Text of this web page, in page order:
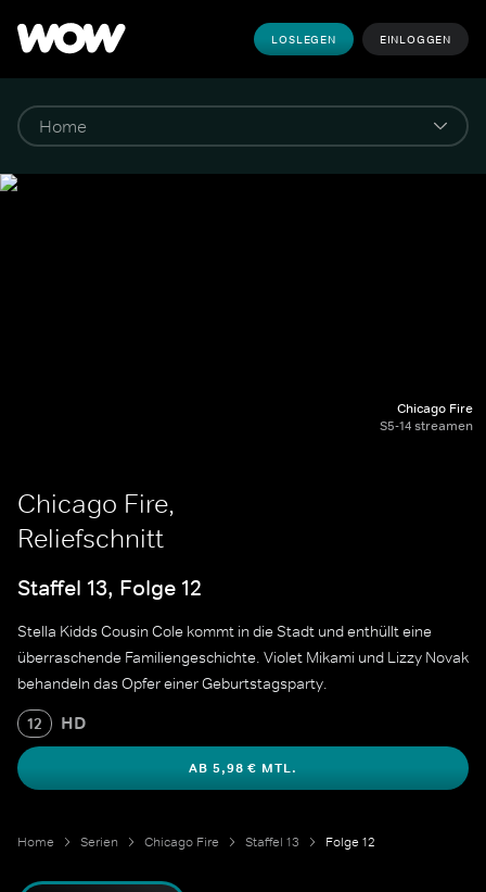
LOSLEGEN EINLOGGEN
Chicago Fire
S5-14 streamen
Chicago Fire,
Reliefschnitt
Staffel 13, Folge 12
Stella Kidds Cousin Cole kommt in die Stadt und enthüllt eine
überraschende Familiengeschichte. Violet Mikami und Lizzy Novak
behandeln das Opfer einer Geburtstagsparty.
12 HD
AB 5,98 € MTL.
Home Serien Chicago Fire Staffel 13 Folge 12